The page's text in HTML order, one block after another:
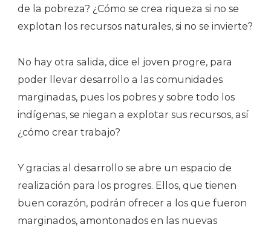
de la pobreza? ¿Cómo se crea riqueza si no se
explotan los recursos naturales, si no se invierte?
No hay otra salida, dice el joven progre, para
poder llevar desarrollo a las comunidades
marginadas, pues los pobres y sobre todo los
indígenas, se niegan a explotar sus recursos, así
¿cómo crear trabajo?
Y gracias al desarrollo se abre un espacio de
realización para los progres. Ellos, que tienen
buen corazón, podrán ofrecer a los que fueron
marginados, amontonados en las nuevas